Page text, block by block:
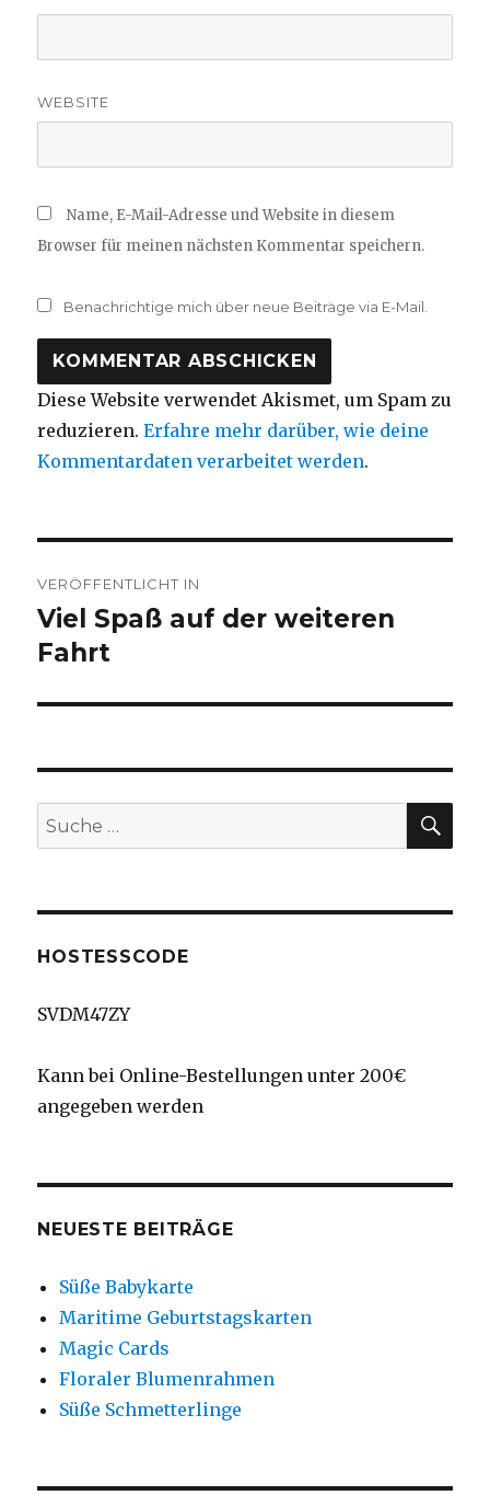
WEBSITE
Name, E-Mail-Adresse und Website in diesem
Browser für meinen nächsten Kommentar speichern.
Benachrichtige mich über neue Beiträge via E-Mail.
Diese Website verwendet Akismet, um Spam zu
reduzieren.Erfahre mehr darüber, wie deine
Kommentardaten verarbeitet werden.
VERÖFFENTLICHT IN
Viel Spaß auf der weiteren
Fahrt
Suche
nach:
HOSTESSCODE
SVDM47ZY
Kann bei Online-Bestellungen unter 200€
angegeben werden
NEUESTE BEITRÄGE
Süße Babykarte
Maritime Geburtstagskarten
Magic Cards
Floraler Blumenrahmen
Süße Schmetterlinge